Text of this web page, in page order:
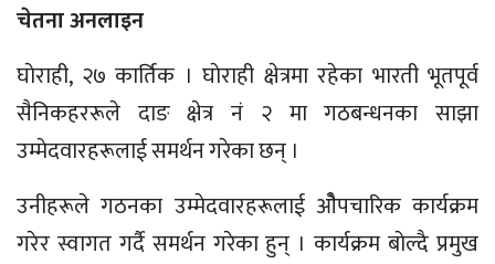
चेतना अनलाइन
घाेराही, २७ कार्तिक । घाेराही क्षेत्रमा रहेका भारती भूतपूर्व
सैनिकहररूले दाङ क्षेत्र नं २ मा गठबन्धनका साझा
उम्मेदवारहरूलाई समर्थन गरेका छन् ।
उनीहरूले गठनका उम्मेदवारहरूलाई ओैपचारिक कार्यक्रम
गरेर स्वागत गर्दै समर्थन गरेका हुन् । कार्यक्रम बाेल्दै प्रमुख